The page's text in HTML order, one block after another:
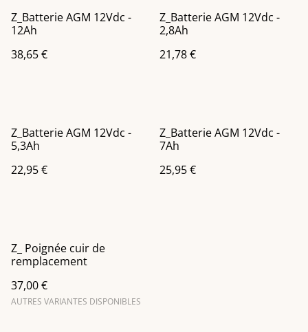
Z_Batterie AGM 12Vdc -
12Ah
38,65 €
Z_Batterie AGM 12Vdc -
2,8Ah
21,78 €
Z_Batterie AGM 12Vdc -
5,3Ah
22,95 €
Z_Batterie AGM 12Vdc -
7Ah
25,95 €
Z_ Poignée cuir de
remplacement
37,00 €
AUTRES VARIANTES DISPONIBLES